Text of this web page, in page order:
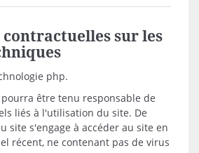
sur les
php.
être tenu responsable de
liés à l'utilisation du site. De
site s'engage à accéder au site en
récent, ne contenant pas de virus